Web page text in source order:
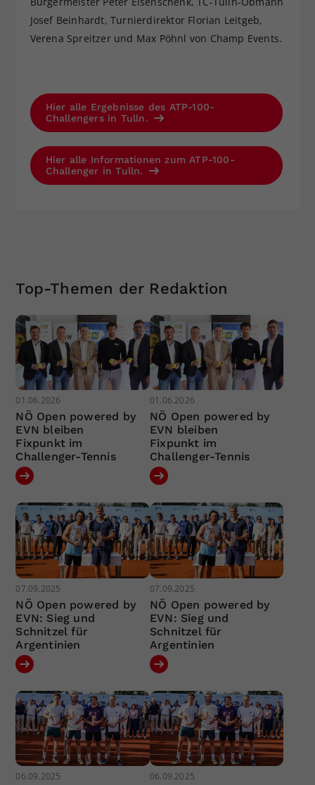
Josef Beinhardt, Turnierdirektor Florian Leitgeb,
Verena Spreitzer und Max Pöhnl von Champ Events.
Hier alle Ergebnisse des ATP-100-
Challengers in Tulln.
Hier alle Informationen zum ATP-100-
Challenger in Tulln.
Top-Themen der Redaktion
01.06.2026
NÖ Open powered by
EVN bleiben
Fixpunkt im
Challenger-Tennis
01.06.2026
NÖ Open powered by
EVN bleiben
Fixpunkt im
Challenger-Tennis
07.09.2025
NÖ Open powered by
EVN: Sieg und
Schnitzel für
Argentinien
07.09.2025
NÖ Open powered by
EVN: Sieg und
Schnitzel für
Argentinien
06.09.2025 06.09.2025